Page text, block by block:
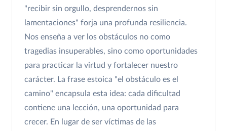
"recibir sin orgullo, desprendernos sin
lamentaciones" forja una profunda resiliencia.
Nos enseña a ver los obstáculos no como
tragedias insuperables, sino como oportunidades
para practicar la virtud y fortalecer nuestro
carácter. La frase estoica "el obstáculo es el
camino" encapsula esta idea: cada dificultad
contiene una lección, una oportunidad para
crecer. En lugar de ser víctimas de las